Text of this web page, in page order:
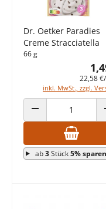
Dr. Oetker Paradies
Creme Stracciatella
66 g
22,58
inkl. MwSt., zzgl.
ANZAHL VERRINGERN
ab3Stück5% sparen